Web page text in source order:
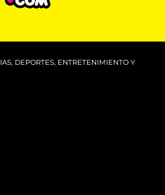
DEPORTES, ENTRETENIMIENTO Y